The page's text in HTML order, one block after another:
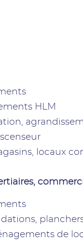
HLM
locaux
de